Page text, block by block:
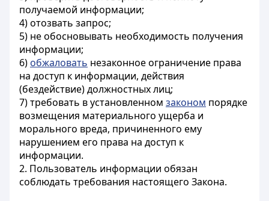
получаемой информации;
4) отозвать запрос;
5) не обосновывать необходимость получения
информации;
6) обжаловать незаконное ограничение права
на доступ к информации, действия
(бездействие) должностных лиц;
7) требовать в установленном законом порядке
возмещения материального ущерба и
морального вреда, причиненного ему
нарушением его права на доступ к
информации.
2. Пользователь информации обязан
соблюдать требования настоящего Закона.